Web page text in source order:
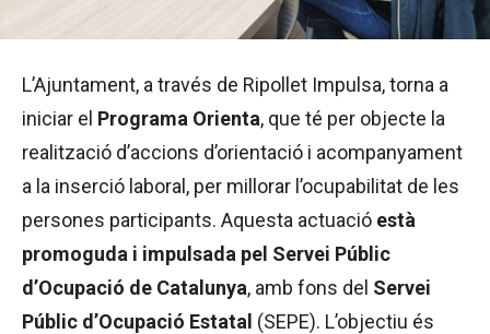
L’Ajuntament, a través de Ripollet Impulsa, torna a
iniciar el Programa Orienta, que té per objecte la
realització d’accions d’orientació i acompanyament
a la inserció laboral, per millorar l’ocupabilitat de les
persones participants. Aquesta actuació està
promoguda i impulsada pel Servei Públic
d’Ocupació de Catalunya, amb fons del Servei
Públic d’Ocupació Estatal (SEPE). L’objectiu és